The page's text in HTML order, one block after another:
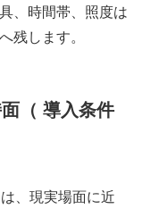
、時間帯、照度は
残します。
（ 導入条件
、現実場面に近